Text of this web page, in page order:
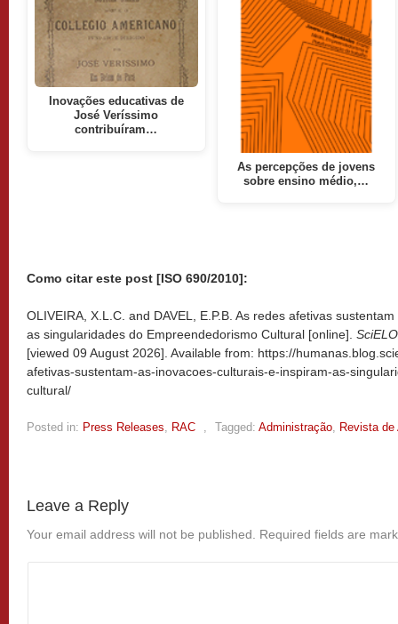
Inovações educativas de
José Veríssimo
contribuíram…
As percepções de jovens
sobre ensino médio,…
Como citar este post [ISO 690/2010]:
OLIVEIRA, X.L.C. and DAVEL, E.P.B. As redes afetivas
as singularidades do Empreendedorismo Cultural [online].
[viewed 09 August 2026]. Available from: https://
afetivas-sustentam-as-inovacoes-culturais-e-inspiram-as-
cultural/
Posted in: Press Releases, RAC , Tagged: Administração, Revista
Leave a Reply
Your email address will not be published. Required fields are